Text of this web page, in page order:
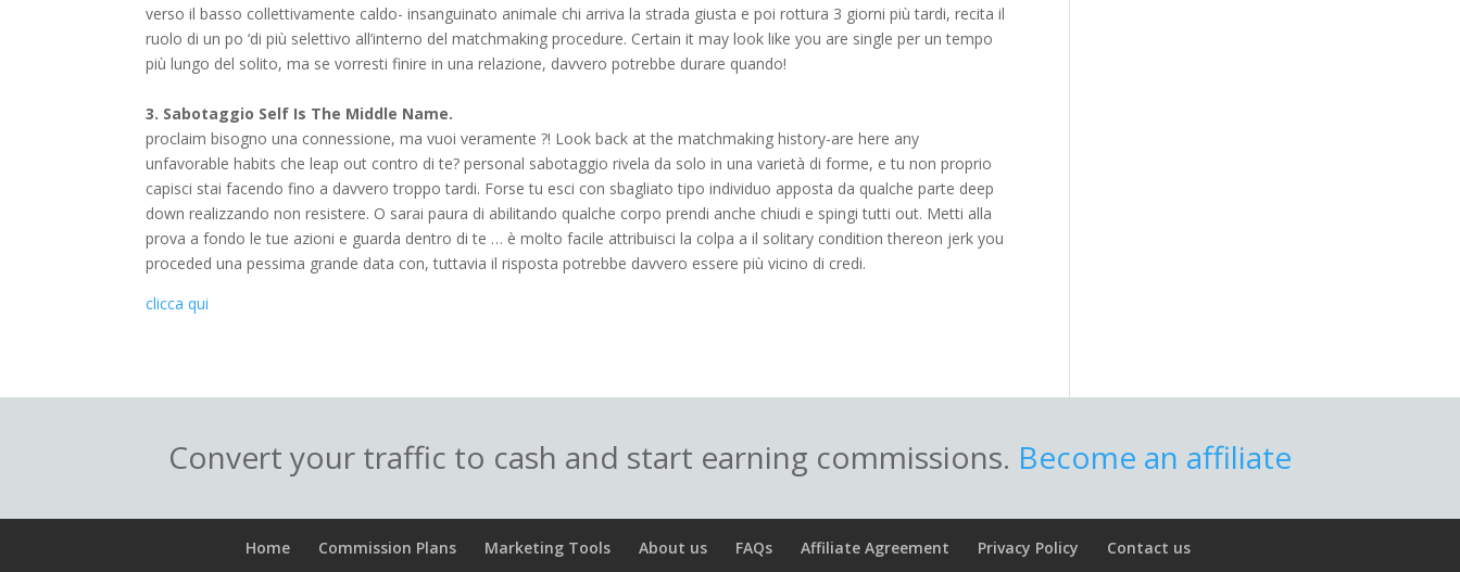
verso il basso collettivamente caldo- insanguinato animale chi arriva la strada giusta e poi rottura 3 giorni più tardi, recita il
ruolo di un po ‘di più selettivo all’interno del matchmaking procedure. Certain it may look like you are single per un tempo
più lungo del solito, ma se vorresti finire in una relazione, davvero potrebbe durare quando!
3. Sabotaggio Self Is The Middle Name.
proclaim bisogno una connessione, ma vuoi veramente ?! Look back at the matchmaking history-are here any
unfavorable habits che leap out contro di te? personal sabotaggio rivela da solo in una varietà di forme, e tu non proprio
capisci stai facendo fino a davvero troppo tardi. Forse tu esci con sbagliato tipo individuo apposta da qualche parte deep
down realizzando non resistere. O sarai paura di abilitando qualche corpo prendi anche chiudi e spingi tutti out. Metti alla
prova a fondo le tue azioni e guarda dentro di te … è molto facile attribuisci la colpa a il solitary condition thereon jerk you
proceded una pessima grande data con, tuttavia il risposta potrebbe davvero essere più vicino di credi.
clicca qui
Convert your traffic to cash and start earning commissions. Become an affiliate
Home Commission Plans Marketing Tools About us FAQs Affiliate Agreement Privacy Policy Contact us